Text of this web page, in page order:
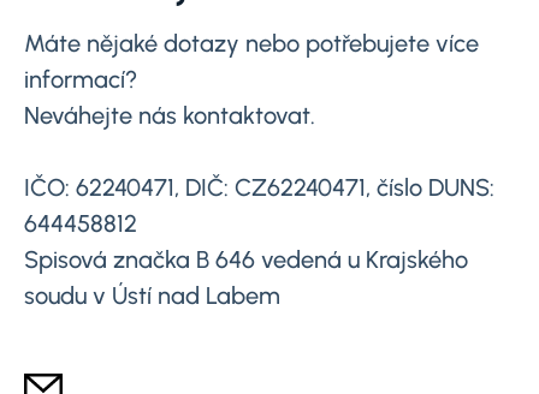
Máte nějaké dotazy nebo potřebujete více
informací?
Neváhejte nás kontaktovat.
IČO: 62240471, DIČ: CZ62240471, číslo DUNS:
644458812
Spisová značka B 646 vedená u Krajského
soudu v Ústí nad Labem